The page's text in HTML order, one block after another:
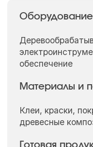
обеспечение
Материалы и
Клеи, краски,
древесные
Готовая